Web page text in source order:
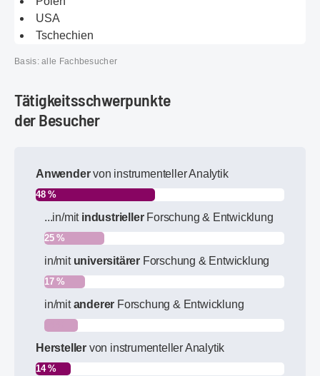
USA
Tschechien
Basis: alle Fachbesucher
Tätigkeits­schwerpunkte
der Besucher
Anwendervon instrumenteller Analytik
48 %
...in/mit industriellerForschung & Entwicklung
25 %
in/mit universitärer Forschung & Entwicklung
17 %
in/mitanderer Forschung & Entwicklung
14 %
Hersteller von instrumenteller Analytik
14 %